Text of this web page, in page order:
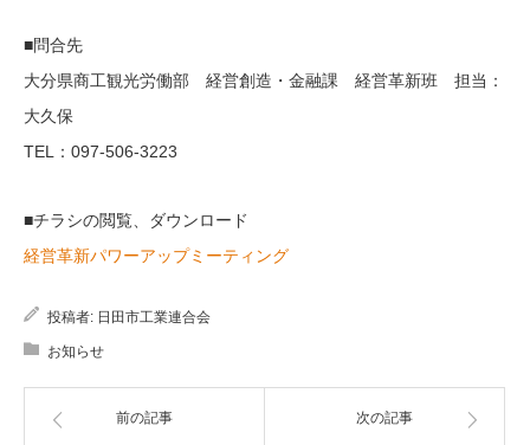
■問合先
大分県商工観光労働部 経営創造・金融課 経営革新班 担当：
大久保
TEL：097-506-3223
■チラシの閲覧、ダウンロード
経営革新パワーアップミーティング
投稿者: 日田市工業連合会
お知らせ
前の記事 次の記事